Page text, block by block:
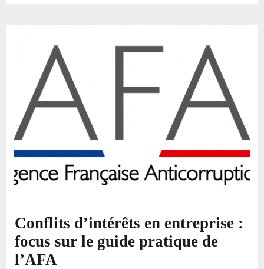
Conflits d’intérêts en entreprise :
focus sur le guide pratique de
l’AFA